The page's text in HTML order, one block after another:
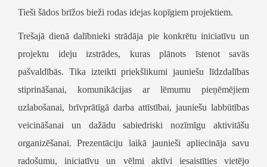
Tieši šādos brīžos bieži rodas idejas kopīgiem projektiem.
Trešajā dienā dalībnieki strādāja pie konkrētu iniciatīvu un
projektu ideju izstrādes, kuras plānots īstenot savās
pašvaldībās. Tika izteikti priekšlikumi jauniešu līdzdalības
stiprināšanai, komunikācijas ar lēmumu pieņēmējiem
uzlabošanai, brīvprātīgā darba attīstībai, jauniešu labbūtības
veicināšanai un dažādu sabiedriski nozīmīgu aktivitāšu
organizēšanai. Prezentāciju laikā jaunieši apliecināja savu
radošumu, iniciatīvu un vēlmi aktīvi iesaistīties vietējo